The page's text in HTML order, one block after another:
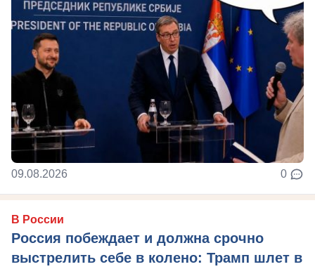
09.08.2026 0
В России
Россия побеждает и должна срочно
выстрелить себе в колено: Трамп шлет в